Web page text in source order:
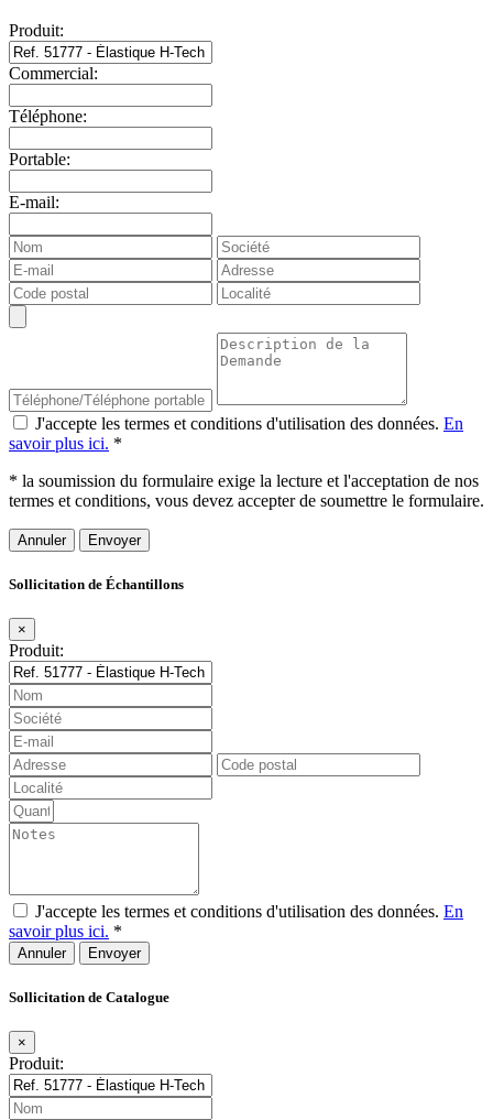
Produit:
Commercial:
Téléphone:
Portable:
E-mail:
J'accepte les termes et conditions d'utilisation des données. En
savoir plus ici. *
* la soumission du formulaire exige la lecture et l'acceptation de nos
termes et conditions, vous devez accepter de soumettre le formulaire.
Annuler
Sollicitation de Échantillons
×
Produit:
J'accepte les termes et conditions d'utilisation des données. En
savoir plus ici. *
Annuler
Sollicitation de Catalogue
×
Produit: